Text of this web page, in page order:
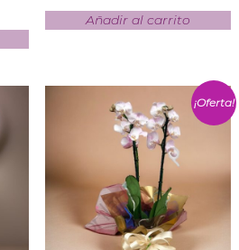
Añadir al carrito
¡Oferta!